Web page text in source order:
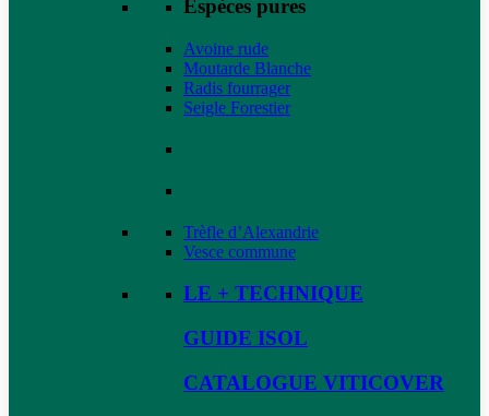
Espèces pures
Avoine rude
Moutarde Blanche
Radis fourrager
Seigle Forestier
Trèfle d’Alexandrie
Vesce commune
LE + TECHNIQUE
GUIDE ISOL
CATALOGUE VITICOVER